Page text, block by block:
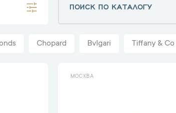
Chopard Bvlgari Tiffany & Co
МОСКВА